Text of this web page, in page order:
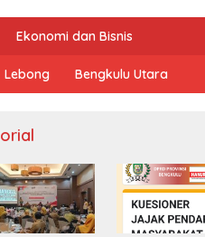
Ekonomi dan Bisnis
Lebong Bengkulu Utara